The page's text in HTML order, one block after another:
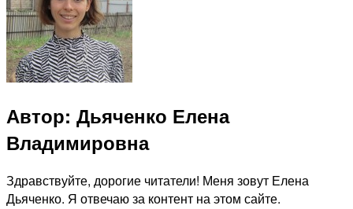
Автор: Дьяченко Елена
Владимировна
Здравствуйте, дорогие читатели! Меня зовут Елена
Дьяченко. Я отвечаю за контент на этом сайте.